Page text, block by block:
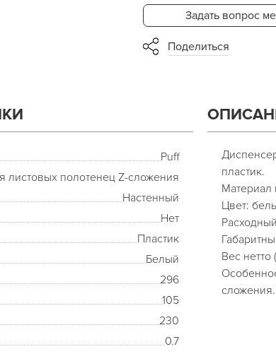
Задать вопрос
Поделиться
Puff
листовых полотенец Z-сложения
Настенный
Нет
Пластик
Белый
296
105
230
0.7
пластик.
Материал
Цвет:
Вес нетто